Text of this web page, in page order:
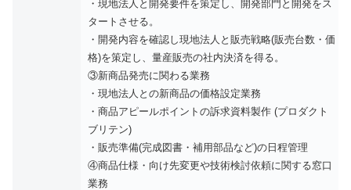
・現地法人と開発要件を策定し、開発部門と開発をス
タートさせる。
・開発内容を確認し現地法人と販売戦略(販売台数・価
格)を策定し、量産販売の社内決済を得る。
③新商品発売に関わる業務
・現地法人との新商品の価格設定業務
・商品アピールポイントの訴求資料製作 (プロダクト
ブリテン)
・販売準備(完成図書・補用部品など)の日程管理
④商品仕様・向け先変更や技術検討依頼に関する窓口
業務